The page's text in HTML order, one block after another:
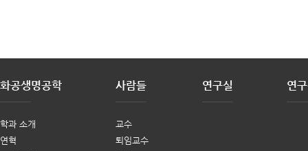
화공생명공학
학과 소개
연혁
사람들
교수
퇴임교수
연구실 연